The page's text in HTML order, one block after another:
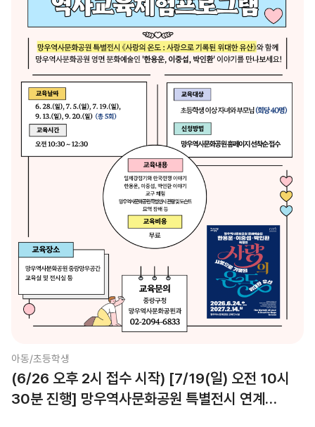
아동/초등학생
(6/26 오후 2시 접수 시작) [7/19(일) 오전 10시
30분 진행] 망우역사문화공원 특별전시 연계